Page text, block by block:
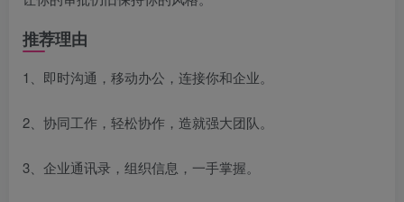
推荐理由
1、即时沟通，移动办公，连接你和企业。
2、协同工作，轻松协作，造就强大团队。
3、企业通讯录，组织信息，一手掌握。